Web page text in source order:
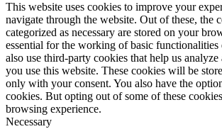
This website uses cookies to improve your
navigate through the website. Out of these, the
categorized as necessary are stored on your
essential for the working of basic functionalities
also use third-party cookies that help us
you use this website. These cookies will be
only with your consent. You also have the
cookies. But opting out of some of these
browsing experience.
Necessary